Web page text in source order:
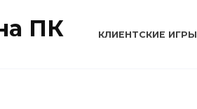
ПК КЛИЕНТСКИЕ ИГРЫ